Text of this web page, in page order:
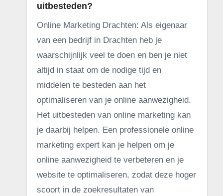
uitbesteden?
Online Marketing Drachten: Als eigenaar
van een bedrijf in Drachten heb je
waarschijnlijk veel te doen en ben je niet
altijd in staat om de nodige tijd en
middelen te besteden aan het
optimaliseren van je online aanwezigheid.
Het uitbesteden van online marketing kan
je daarbij helpen. Een professionele online
marketing expert kan je helpen om je
online aanwezigheid te verbeteren en je
website te optimaliseren, zodat deze hoger
scoort in de zoekresultaten van